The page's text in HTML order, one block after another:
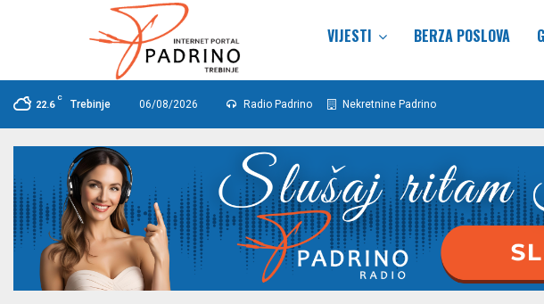
VIJESTI BERZA POSLOVA
22.6
C
Trebinje 06/08/2026 Radio Padrino Nekretnine Padrino